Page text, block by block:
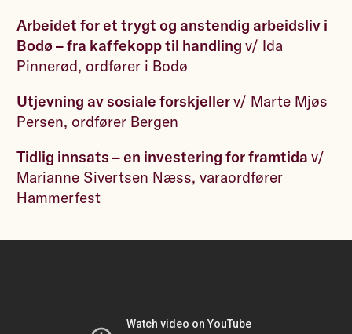
Arbeidet for et trygt og anstendig arbeidsliv i
Bodø – fra kaffekopp til handlingv/ Ida
Pinnerød, ordfører i Bodø
Utjevning av sosiale forskjellerv/ Marte Mjøs
Persen, ordfører Bergen
Tidlig innsats – en investering for framtidav/
Marianne Sivertsen Næss, varaordfører
Hammerfest